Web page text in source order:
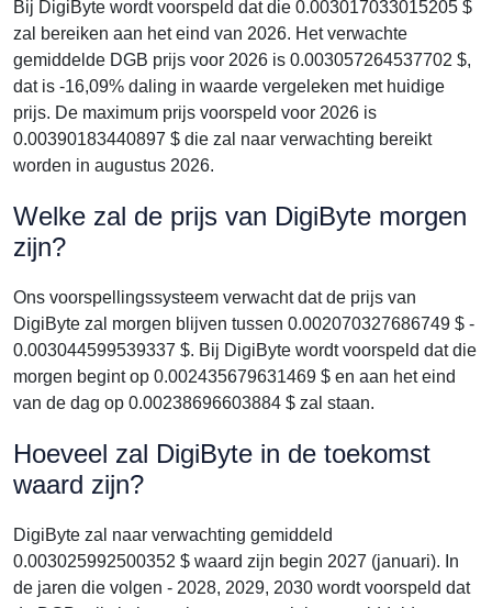
Bij DigiByte wordt voorspeld dat die 0.003017033015205 $
zal bereiken aan het eind van 2026. Het verwachte
gemiddelde DGB prijs voor 2026 is 0.003057264537702 $,
dat is -16,09% daling in waarde vergeleken met huidige
prijs. De maximum prijs voorspeld voor 2026 is
0.00390183440897 $ die zal naar verwachting bereikt
worden in augustus 2026.
Welke zal de prijs van DigiByte morgen
zijn?
Ons voorspellingssysteem verwacht dat de prijs van
DigiByte zal morgen blijven tussen 0.002070327686749 $ -
0.003044599539337 $. Bij DigiByte wordt voorspeld dat die
morgen begint op 0.002435679631469 $ en aan het eind
van de dag op 0.00238696603884 $ zal staan.
Hoeveel zal DigiByte in de toekomst
waard zijn?
DigiByte zal naar verwachting gemiddeld
0.003025992500352 $ waard zijn begin 2027 (januari). In
de jaren die volgen - 2028, 2029, 2030 wordt voorspeld dat